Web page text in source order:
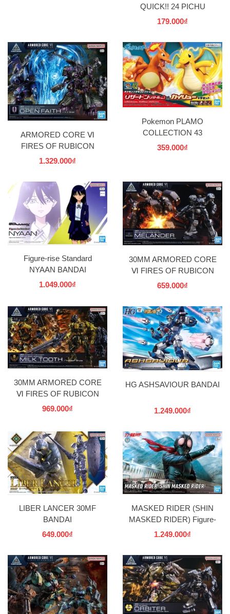
QUICK!! 24 PICHU
BANDAI
179.000₫
ARMORED CORE Ⅵ
FIRES OF RUBICON
ARQUEBUS ADD VE-40A
BANDAI
1.329.000₫
Pokemon PLAMO
COLLECTION 43
CHARIZARD BATTLEVer.
359.000₫
Figure-rise Standard
NYAAN BANDAI
1.049.000₫
30MM ARMORED CORE
Ⅵ FIRES OF RUBICON
BALAM INDUSTRIES BD-
659.000₫
30MM ARMORED CORE
Ⅵ FIRES OF RUBICON
RaD CC-3000 WRECKER
969.000₫
HG ASHSAVIOUR BANDAI
1.249.000₫
LIBER LANCER 30MF
BANDAI
649.000₫
MASKED RIDER (SHIN
MASKED RIDER) Figure-
rise Standard BANDAI
1.249.000₫